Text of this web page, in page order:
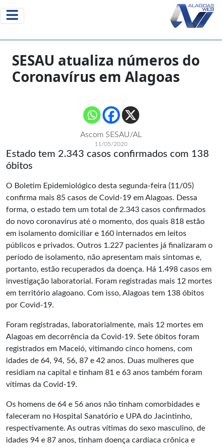
SESAU atualiza números do
Coronavírus em Alagoas
Ascom SESAU/AL
11/05/2020
Estado tem 2.343 casos confirmados com 138
óbitos
O Boletim Epidemiológico desta segunda-feira (11/05)
confirma mais 85 casos de Covid-19 em Alagoas. Dessa
forma, o estado tem um total de 2.343 casos confirmados
do novo coronavírus até o momento, dos quais 818 estão
em isolamento domiciliar e 160 internados em leitos
públicos e privados. Outros 1.227 pacientes já finalizaram o
período de isolamento, não apresentam mais sintomas e,
portanto, estão recuperados da doença. Há 1.498 casos em
investigação laboratorial. Foram registradas mais 12 mortes
em território alagoano. Com isso, Alagoas tem 138 óbitos
por Covid-19.
Foram registradas, laboratorialmente, mais 12 mortes em
Alagoas em decorrência da Covid-19. Sete óbitos foram
registrados em Maceió, vitimando cinco homens, com
idades de 64, 94, 56, 87 e 42 anos. Duas mulheres que
residiam na capital e tinham 81 e 63 anos também foram
vítimas da Covid-19.
Os homens de 64 e 56 anos não tinham comorbidades e
faleceram no Hospital Sanatório e UPA do Jacintinho,
respectivamente. As outras vítimas do sexo masculino, de
idades 94 e 87 anos, tinham doença cardíaca crônica e